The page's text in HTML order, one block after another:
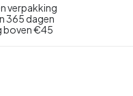
verpakking
365 dagen
boven €45